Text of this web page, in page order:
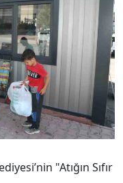
"Atığın Sıfır